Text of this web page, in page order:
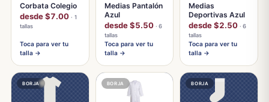
Corbata Colegio
desde $7.00 · 1
tallas
Toca para ver tu
talla →
Medias Pantalón
Azul
desde $5.50 · 6
tallas
Toca para ver tu
talla →
Medias
Deportivas Azul
desde $2.50 · 6
tallas
Toca para ver tu
talla →
BORJA BORJA BORJA